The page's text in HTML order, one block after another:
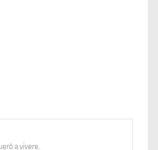
a vivere.